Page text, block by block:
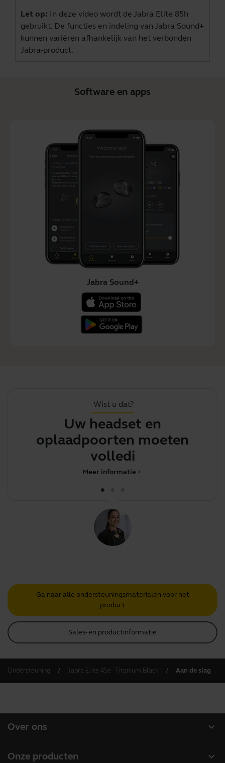
Let op: In deze video wordt de Jabra Elite 85h
gebruikt. De functies en indeling van Jabra Sound+
kunnen variëren afhankelijk van het verbonden
Jabra-product.
Software en apps
Jabra Sound+
Wist u dat?
Uw headset en
oplaadpoorten moeten
volledig droog
chevron_right
Meer informatie
Ga naar alle ondersteuningsmaterialen voor het
product
Sales- en productinformatie
Ondersteuning Jabra Elite 45e - Titanium Black Aan de slag
expand_more
Over ons
expand_more
Onze producten